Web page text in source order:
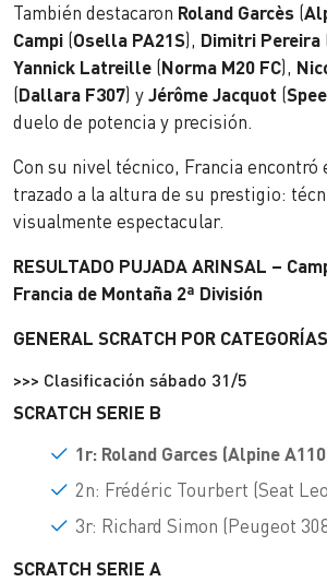
También destacaron Roland Garcès (
Campi (Osella PA21S), Dimitri Pereira
Yannick Latreille (Norma M20 FC),
(Dallara F307) yJérôme Jacquot (
duelo de potencia y precisión.
Con su nivel técnico, Francia encontró
trazado a la altura de su prestigio:
visualmente espectacular.
RESULTADO PUJADA ARINSAL –
Francia de Montaña 2ª División
GENERAL SCRATCH POR CATEGORÍAS
>>> Clasificación sábado 31/5
SCRATCH SERIE B
1r: Roland Garces (Alpine
2n: Frédéric Tourbert (Seat
3r: Richard Simon (Peugeot
SCRATCH SERIE A